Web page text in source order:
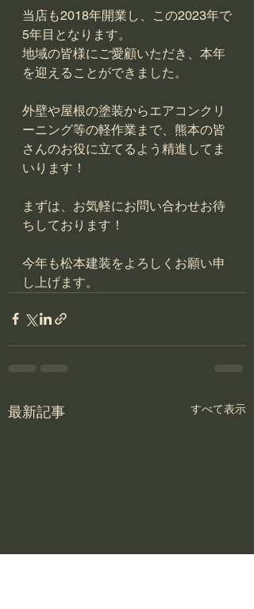
当店も2018年開業し、この2023年で
5年目となります。
地域の皆様にご愛顧いただき、本年
を迎えることができました。
外壁や屋根の塗装からエアコンクリ
ーニング等の軽作業まで、熊本の皆
さんのお役に立てるよう精進してま
いります！
まずは、お気軽にお問い合わせお待
ちしております！
今年も松本建装をよろしくお願い申
し上げます。
最新記事 すべて表示